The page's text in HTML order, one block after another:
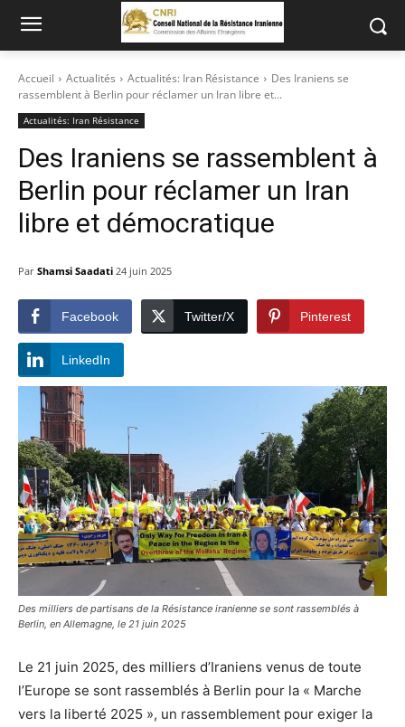
Accueil Actualités Actualités: Iran Résistance
Des Iraniens se
rassemblent à Berlin pour réclamer un Iran libre et...
Actualités: Iran Résistance
Des Iraniens se rassemblent à
Berlin pour réclamer un Iran
libre et démocratique
Par Shamsi Saadati 24 juin 2025
Facebook Twitter/X Pinterest
LinkedIn
Des milliers de partisans de la Résistance iranienne se sont rassemblés à
Berlin, en Allemagne, le 21 juin 2025
Le 21 juin 2025, des milliers d’Iraniens venus de toute
l’Europe se sont rassemblés à Berlin pour la « Marche
vers la liberté 2025 », un rassemblement pour exiger la